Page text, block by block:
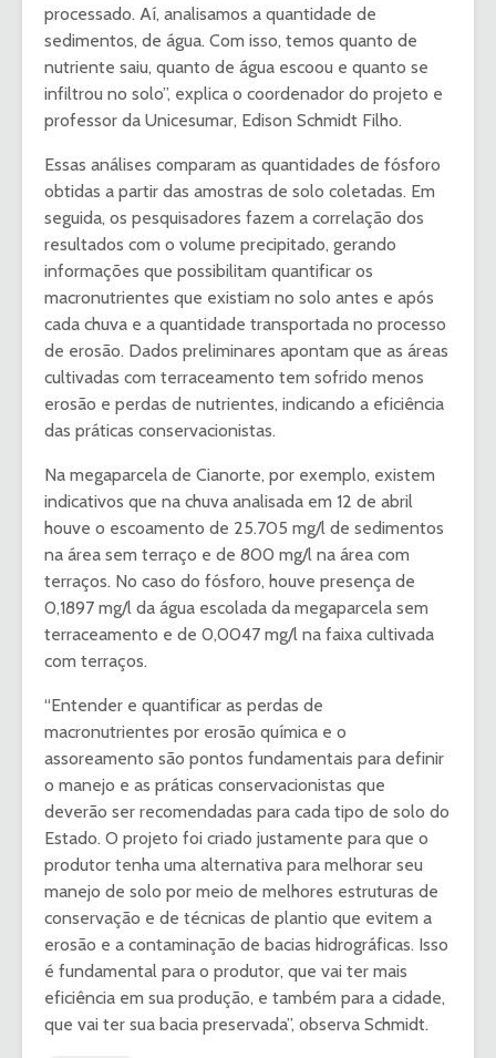
processado. Aí, analisamos a quantidade de
sedimentos, de água. Com isso, temos quanto de
nutriente saiu, quanto de água escoou e quanto se
infiltrou no solo”, explica o coordenador do projeto e
professor da Unicesumar, Edison Schmidt Filho.
Essas análises comparam as quantidades de fósforo
obtidas a partir das amostras de solo coletadas. Em
seguida, os pesquisadores fazem a correlação dos
resultados com o volume precipitado, gerando
informações que possibilitam quantificar os
macronutrientes que existiam no solo antes e após
cada chuva e a quantidade transportada no processo
de erosão. Dados preliminares apontam que as áreas
cultivadas com terraceamento tem sofrido menos
erosão e perdas de nutrientes, indicando a eficiência
das práticas conservacionistas.
Na megaparcela de Cianorte, por exemplo, existem
indicativos que na chuva analisada em 12 de abril
houve o escoamento de 25.705 mg/l de sedimentos
na área sem terraço e de 800 mg/l na área com
terraços. No caso do fósforo, houve presença de
0,1897 mg/l da água escolada da megaparcela sem
terraceamento e de 0,0047 mg/l na faixa cultivada
com terraços.
“Entender e quantificar as perdas de
macronutrientes por erosão química e o
assoreamento são pontos fundamentais para definir
o manejo e as práticas conservacionistas que
deverão ser recomendadas para cada tipo de solo do
Estado. O projeto foi criado justamente para que o
produtor tenha uma alternativa para melhorar seu
manejo de solo por meio de melhores estruturas de
conservação e de técnicas de plantio que evitem a
erosão e a contaminação de bacias hidrográficas. Isso
é fundamental para o produtor, que vai ter mais
eficiência em sua produção, e também para a cidade,
que vai ter sua bacia preservada”, observa Schmidt.